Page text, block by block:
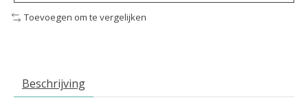
Toevoegen om te vergelijken
Beschrijving